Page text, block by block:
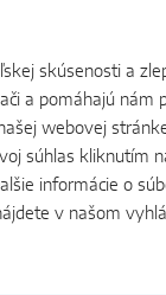
na mieru
MACO Adaptasú
Pri výbere
skúsenosti a
a pomáhajú nám
webovej
súhlas kliknutím
informácie o
v našom